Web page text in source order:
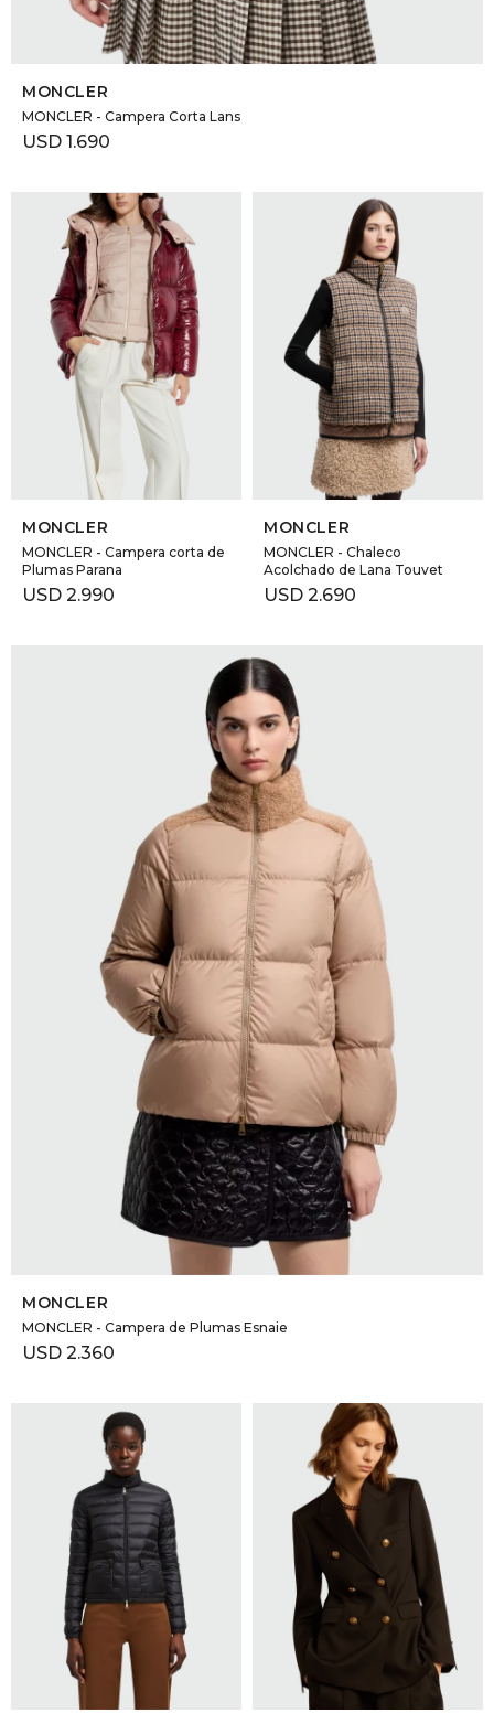
SELECCIONAR TALLE
MONCLER
MONCLER - Campera Corta Lans
USD 1.690
SELECCIONAR TALLE
MONCLER
MONCLER - Campera corta de
Plumas Parana
USD 2.990
SELECCIONAR TALLE
MONCLER
MONCLER - Chaleco
Acolchado de Lana Touvet
USD 2.690
SELECCIONAR TALLE
MONCLER
MONCLER - Campera de Plumas Esnaie
USD 2.360
SELECCIONAR TALLE SELECCIONAR TALLE